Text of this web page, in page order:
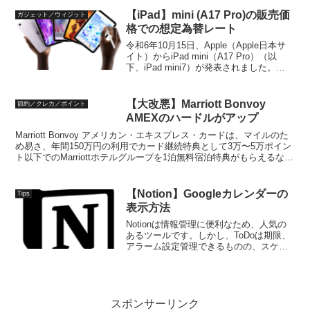
てはこちらにまと...
ガジェット／ウィジット
【iPad】mini (A17 Pro)の販売価
格での想定為替レート
令和6年10月15日、Apple（Apple日本サ
イト）からiPad mini（A17 Pro）（以
下、iPad mini7）が発表されました。
節約／クレカ／ポイント
【大改悪】Marriott Bonvoy
AMEXのハードルがアップ
Marriott Bonvoy アメリカン・エキスプレス・カードは、マイルのた
め易さ、年間150万円の利用でカード継続特典として3万〜5万ポイン
ト以下でのMarriottホテルグループを1泊無料宿泊特典がもらえるな
Tips
【Notion】Googleカレンダーの
表示方法
Notionは情報管理に便利なため、人気の
あるツールです。しかし、ToDoは期限、
アラーム設定管理できるものの、スケジ
スポンサーリンク